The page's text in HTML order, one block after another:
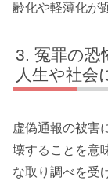
齢化や軽薄化が
冤罪の恐
人生や社会
虚偽通報の被害
壊することを意
な取り調べを受